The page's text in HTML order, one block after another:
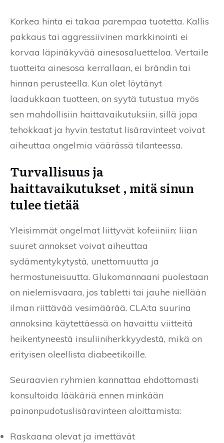
Korkea hinta ei takaa parempaa tuotetta. Kallis
pakkaus tai aggressiivinen markkinointi ei
korvaa läpinäkyvää ainesosaluetteloa. Vertaile
tuotteita ainesosa kerrallaan, ei brändin tai
hinnan perusteella. Kun olet löytänyt
laadukkaan tuotteen, on syytä tutustua myös
sen mahdollisiin haittavaikutuksiin, sillä jopa
tehokkaat ja hyvin testatut lisäravinteet voivat
aiheuttaa ongelmia väärässä tilanteessa.
Turvallisuus ja
haittavaikutukset , mitä sinun
tulee tietää
Yleisimmät ongelmat liittyvät kofeiiniin: liian
suuret annokset voivat aiheuttaa
sydämentykytystä, unettomuutta ja
hermostuneisuutta. Glukomannaani puolestaan
on nielemisvaara, jos tabletti tai jauhe niellään
ilman riittävää vesimäärää. CLA:ta suurina
annoksina käytettäessä on havaittu viitteitä
heikentyneestä insuliiniherkkyydestä, mikä on
erityisen oleellista diabeetikoille.
Seuraavien ryhmien kannattaa ehdottomasti
konsultoida lääkäriä ennen minkään
painonpudotuslisäravinteen aloittamista:
Raskaana olevat ja imettävät